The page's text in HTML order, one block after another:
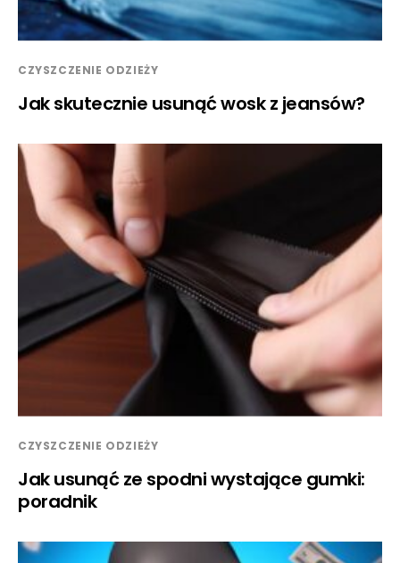
CZYSZCZENIE ODZIEŻY
Jak skutecznie usunąć wosk z jeansów?
CZYSZCZENIE ODZIEŻY
Jak usunąć ze spodni wystające gumki:
poradnik